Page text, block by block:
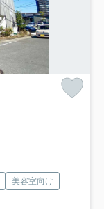
美容室向け